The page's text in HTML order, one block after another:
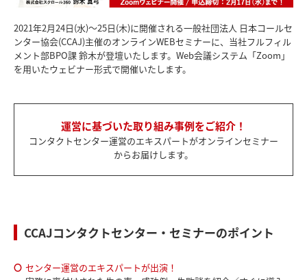
2021年2月24日(水)～25日(木)に開催される一般社団法人 日本コールセ
ンター協会(CCAJ)主催のオンラインWEBセミナーに、当社フルフィル
メント部BPO課 鈴木が登壇いたします。 Web会議システム「Zoom」
を用いたウェビナー形式で開催いたします。
運営に基づいた取り組み事例をご紹介！
コンタクトセンター運営のエキスパートがオンラインセミナー
からお届けします。
CCAJコンタクトセンター・セミナーのポイント
センター運営のエキスパートが出演！